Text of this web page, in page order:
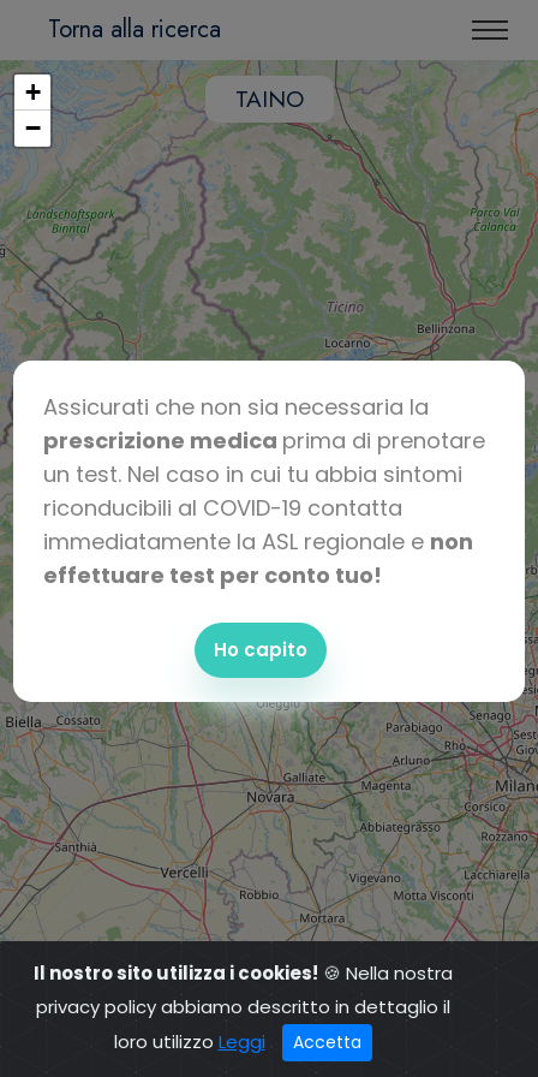
Assicurati che non sia necessaria la
prescrizione medica prima di prenotare
un test. Nel caso in cui tu abbia sintomi
riconducibili al COVID-19 contatta
immediatamente la ASL regionale e non
effettuare test per conto tuo!
Ho capito
Torna alla ricerca
TAINO
+
−
Il nostro sito utilizza i cookies! 🍪 Nella nostra
privacy policy abbiamo descritto in dettaglio il
loro utilizzo Leggi Accetta